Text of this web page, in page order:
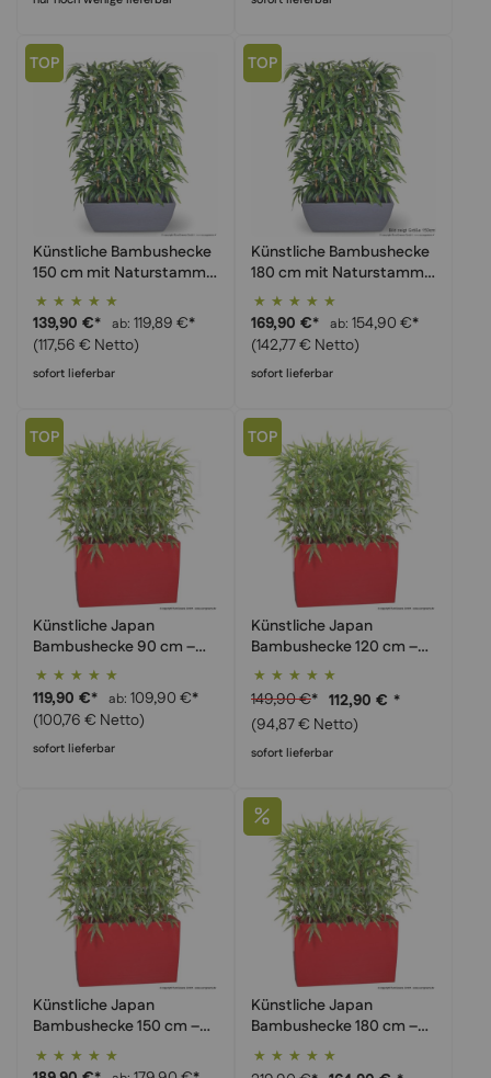
TOP
Künstliche Bambushecke
150 cm mit Naturstamm –
Sichtschutz für Büro
Bewertung:
100%
139,90 €* ab 119,89 €*
(117,56 € Netto)
sofort lieferbar
TOP
Künstliche Bambushecke
180 cm mit Naturstamm –
Sichtschutz für
Fitnessstudio
Bewertung:
100%
169,90 €* ab 154,90 €*
(142,77 € Netto)
sofort lieferbar
TOP
Künstliche Japan
Bambushecke 90 cm –
extra dicht & schmaler
Raumteiler
Bewertung:
100%
119,90 €* ab 109,90 €*
(100,76 € Netto)
sofort lieferbar
TOP
Künstliche Japan
Bambushecke 120 cm –
extra dicht & Sichtschutz
Bewertung:
100%
149,90 €* 112,90 € *
(94,87 € Netto)
sofort lieferbar
Künstliche Japan
Bambushecke 150 cm –
extra dicht & Praxis
Trennwand
Bewertung:
100%
Künstliche Japan
Bambushecke 180 cm –
extra dicht & großer
Sichtschutz
Bewertung:
100%